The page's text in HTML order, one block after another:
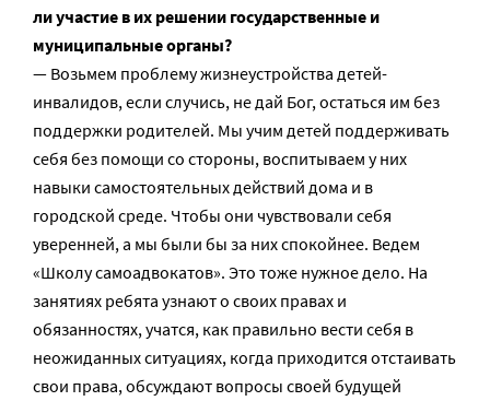
ли участие в их решении государственные и
муниципальные органы?
— Возьмем проблему жизнеустройства детей-
инвалидов, если случись, не дай Бог, остаться им без
поддержки родителей. Мы учим детей поддерживать
себя без помощи со стороны, воспитываем у них
навыки самостоятельных действий дома и в
городской среде. Чтобы они чувствовали себя
уверенней, а мы были бы за них спокойнее. Ведем
«Школу самоадвокатов». Это тоже нужное дело. На
занятиях ребята узнают о своих правах и
обязанностях, учатся, как правильно вести себя в
неожиданных ситуациях, когда приходится отстаивать
свои права, обсуждают вопросы своей будущей